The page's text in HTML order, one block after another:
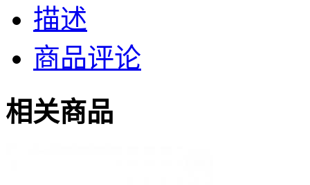
描述
商品评论
相关商品